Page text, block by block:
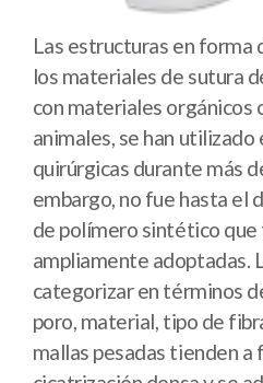
Las estructuras en forma
los materiales de sutura
con materiales orgánicos
animales, se han utilizado
quirúrgicas durante más
embargo, no fue hasta el
de polímero sintético
ampliamente adoptadas.
categorizar en términos
poro, material, tipo de
mallas pesadas tienden a